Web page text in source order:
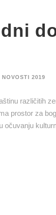
NOVOSTI 2019
različitih
prostor za
očuvanju